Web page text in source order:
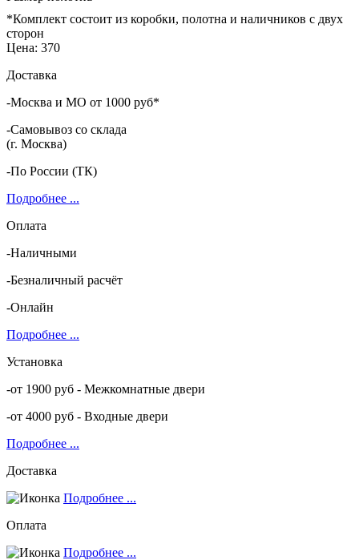
*Комплект состоит из коробки, полотна и наличников с двух
сторон
Цена: 370
Доставка
-Москва и МО от 1000 руб*
-Самовывоз со склада
(г. Москва)
-По России (ТК)
Подробнее ...
Оплата
-Наличными
-Безналичный расчёт
-Онлайн
Подробнее ...
Установка
-от 1900 руб - Межкомнатные двери
-от 4000 руб - Входные двери
Подробнее ...
Доставка
Подробнее ...
Оплата
Подробнее ...